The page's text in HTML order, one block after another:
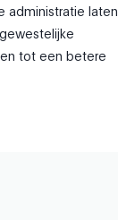
administratie laten
tot een betere